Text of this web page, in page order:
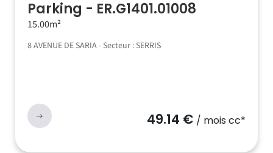
Parking - ER.G1401.01008
15.00m²
8 AVENUE DE SARIA - Secteur : SERRIS
49.14 € / mois cc*